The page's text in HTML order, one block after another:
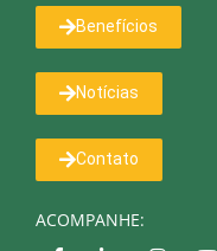
Benefícios
Notícias
Contato
ACOMPANHE: